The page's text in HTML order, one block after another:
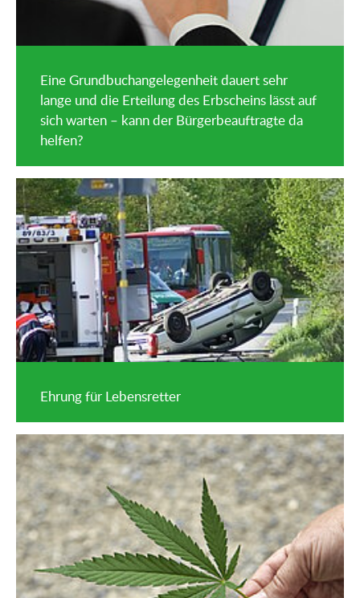
Eine Grundbuchangelegenheit dauert sehr
lange und die Erteilung des Erbscheins lässt auf
sich warten – kann der Bürgerbeauftragte da
helfen?
Ehrung für Lebensretter